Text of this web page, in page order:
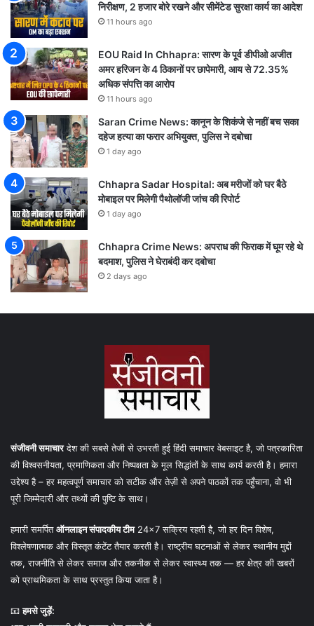
निरीक्षण, 2 हजार बोरे रखने और सीमेंटेड सुरक्षा कार्य का आदेश
11 hours ago
EOU Raid In Chhapra: सारण के पूर्व डीपीओ अजीत
अमर हरिजन के 4 ठिकानों पर छापेमारी, आय से 72.35%
अधिक संपत्ति का आरोप
11 hours ago
Saran Crime News: कानून के शिकंजे से नहीं बच सका
दहेज हत्या का फरार अभियुक्त, पुलिस ने दबोचा
1 day ago
Chhapra Sadar Hospital: अब मरीजों को घर बैठे
मोबाइल पर मिलेगी पैथोलॉजी जांच की रिपोर्ट
1 day ago
Chhapra Crime News: अपराध की फिराक में घूम रहे थे
बदमाश, पुलिस ने घेराबंदी कर दबोचा
2 days ago
संजीवनी समाचारदेश की सबसे तेजी से उभरती हुई हिंदी समाचार वेबसाइट है, जो पत्रकारिता
की विश्वसनीयता, प्रमाणिकता और निष्पक्षता के मूल सिद्धांतों के साथ कार्य करती है। हमारा
उद्देश्य है – हर महत्वपूर्ण समाचार को सटीक और तेज़ी से अपने पाठकों तक पहुँचाना, वो भी
पूरी जिम्मेदारी और तथ्यों की पुष्टि के साथ।
हमारी समर्पितऑनलाइन संपादकीय टीम24×7 सक्रिय रहती है, जो हर दिन विशेष,
विश्लेषणात्मक और विस्तृत कंटेंट तैयार करती है। राष्ट्रीय घटनाओं से लेकर स्थानीय मुद्दों
तक, राजनीति से लेकर समाज और तकनीक से लेकर स्वास्थ्य तक — हर क्षेत्र की खबरों
को प्राथमिकता के साथ प्रस्तुत किया जाता है।
📧हमसे जुड़ें: